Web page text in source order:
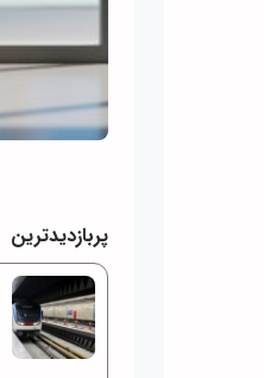
پربازدیدترین